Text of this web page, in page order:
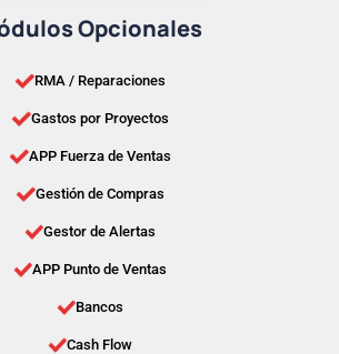
Opcionales
RMA / Reparaciones
Gastos por Proyectos
APP Fuerza de Ventas
Gestión de Compras
Gestor de Alertas
APP Punto de Ventas
Bancos
Cash Flow